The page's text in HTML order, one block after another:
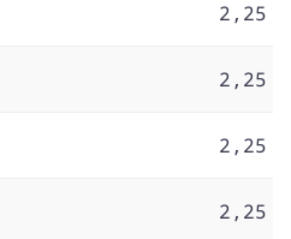
2,25
2,25
2,25
2,25